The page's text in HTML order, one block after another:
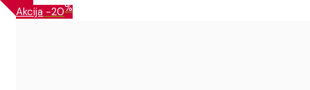
Akcija -20%